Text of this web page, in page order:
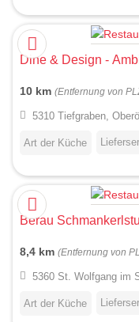
Dine & Design -
10 km (Entfernung von
5310 Tiefgraben,
Art der Küche
8,4 km (Entfernung von
5360 St. Wolfgang im
Art der Küche